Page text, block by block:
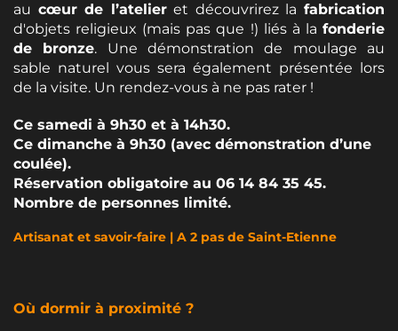
au cœur de l’atelieret découvrirez lafabrication
d'objets religieux (mais pas que !) liés à la fonderie
de bronze. Une démonstration de moulage au
sable naturel vous sera également présentée lors
de la visite. Un rendez-vous à ne pas rater !
Ce samedi à 9h30 et à 14h30.
Ce dimanche à 9h30 (avec démonstration d’une
coulée).
Réservation obligatoire au 06 14 84 35 45.
Nombre de personnes limité.
Artisanat et savoir-faire | A 2 pas de Saint-Etienne
Où dormir à proximité ?